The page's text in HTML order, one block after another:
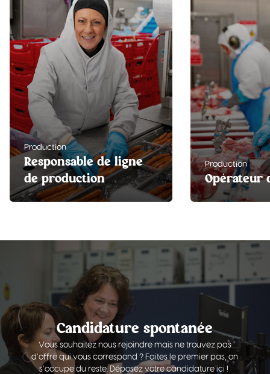
Production
Responsable de ligne
de production
Production
Opérateur
Candidature spontanée
Vous souhaitez nous rejoindre mais ne trouvez pas
d’offre qui vous correspond ? Faites le premier pas, on
s’occupe du reste. Déposez votre candidature ici !